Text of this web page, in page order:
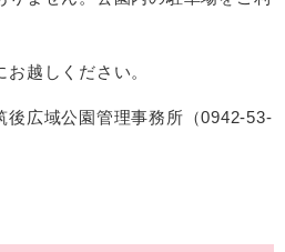
越しください。
後広域公園管理事務所（0942-53-